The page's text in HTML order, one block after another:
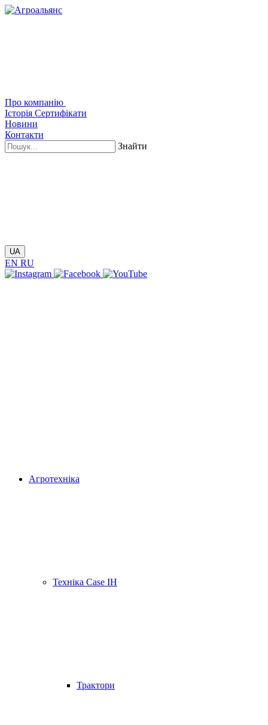
Про компанію
Історія Сертифікати
Новини
Контакти
Знайти
UA
EN RU
Агротехніка
Техніка Case IH
Трактори